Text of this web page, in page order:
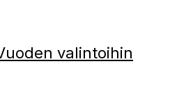
valintoihin